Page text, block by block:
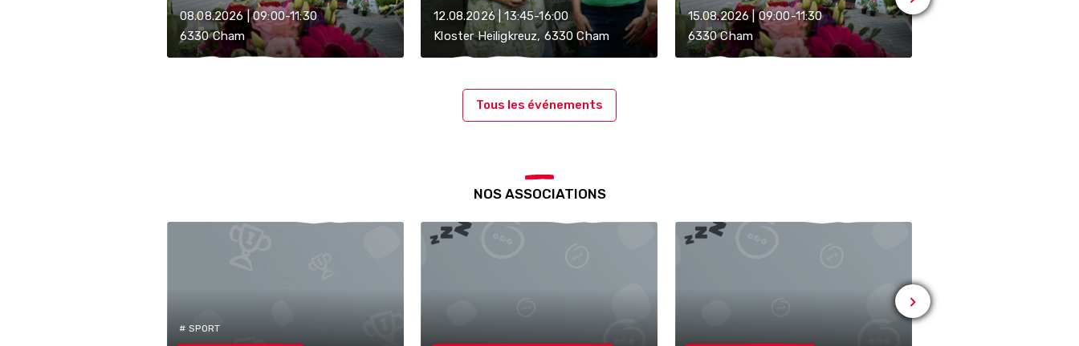
08.08.2026 | 09:00-11:30
6330 Cham
12.08.2026 | 13:45-16:00
Kloster Heiligkreuz, 6330 Cham
15.08.2026 | 09:00-11:30
6330 Cham
Tous les événements
NOS ASSOCIATIONS
# SPORT